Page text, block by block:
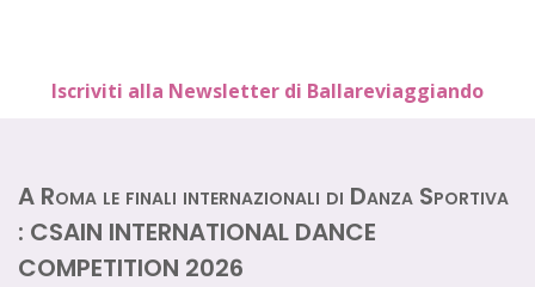
Iscriviti alla Newsletter di Ballareviaggiando
A Roma le finali internazionali di Danza Sportiva
: CSAIN INTERNATIONAL DANCE
COMPETITION 2026